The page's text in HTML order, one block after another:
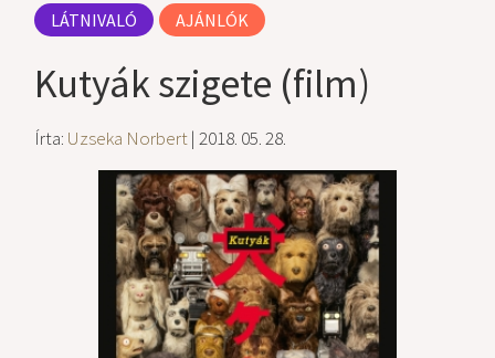
LÁTNIVALÓ AJÁNLÓK
Kutyák szigete (film)
Írta: Uzseka Norbert| 2018. 05. 28.